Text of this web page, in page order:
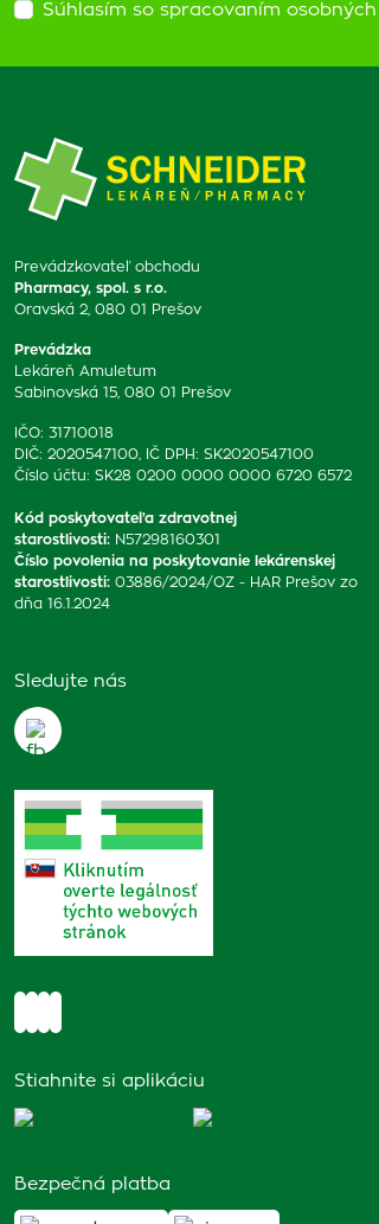
Súhlasím so spracovaním osobných
Prevádzkovateľ obchodu
Pharmacy, spol. s r.o.
Oravská 2, 080 01 Prešov
Prevádzka
Lekáreň Amuletum
Sabinovská 15, 080 01 Prešov
IČO: 31710018
DIČ: 2020547100, IČ DPH: SK2020547100
Číslo účtu: SK28 0200 0000 0000 6720 6572
Kód poskytovateľa zdravotnej
starostlivosti: N57298160301
Číslo povolenia na poskytovanie lekárenskej
starostlivosti: 03886/2024/OZ - HAR Prešov zo
dňa 16.1.2024
Sledujte nás
Stiahnite si aplikáciu
Bezpečná platba